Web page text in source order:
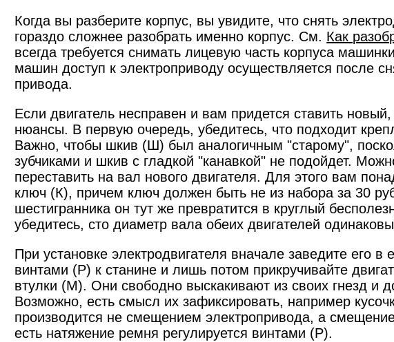
Когда вы разберите корпус, вы увидите, что снять
гораздо сложнее разобрать именно корпус. См. Как
всегда требуется снимать лицевую часть корпуса
машин доступ к электроприводу осуществляется после
привода.
Если двигатель несправен и вам придется ставить
нюансы. В первую очередь, убедитесь, что подходит
Важно, чтобы шкив (Ш) был аналогичным "старому",
зубчиками и шкив с гладкой "канавкой" не подойдет.
переставить на вал нового двигателя. Для этого вам
ключ (К), причем ключ должен быть не из набора за 30
шестигранника он тут же превратится в круглый
убедитесь, сто диаметр вала обеих двигателей
При установке электродвигателя вначале заведите его в
винтами (Р) к станине и лишь потом прикручивайте
втулки (М). Они свободно выскакивают из своих гнезд и
Возможно, есть смысл их зафиксировать, например
производится не смещением электропривода, а
есть натяжение ремня регулируется винтами (Р).